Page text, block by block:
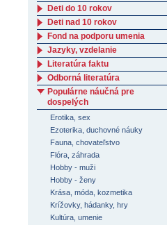
Deti do 10 rokov
Deti nad 10 rokov
Fond na podporu umenia
Jazyky, vzdelanie
Literatúra faktu
Odborná literatúra
Populárne náučná pre
dospelých
Erotika, sex
Ezoterika, duchovné náuky
Fauna, chovateľstvo
Flóra, záhrada
Hobby - muži
Hobby - ženy
Krása, móda, kozmetika
Krížovky, hádanky, hry
Kultúra, umenie